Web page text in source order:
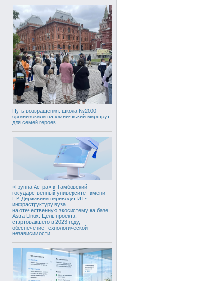
Путь возвращения: школа №2000
организовала паломнический маршрут
для семей героев
«Группа Астра» и Тамбовский
государственный университет имени
Г.Р. Державина переводят ИТ-
инфраструктуру вуза
на отечественную экосистему на базе
Astra Linux. Цель проекта,
стартовавшего в 2023 году, —
обеспечение технологической
независимости